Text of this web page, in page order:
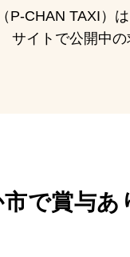
P-CHAN TAXI）
サイトで公開中
で賞与